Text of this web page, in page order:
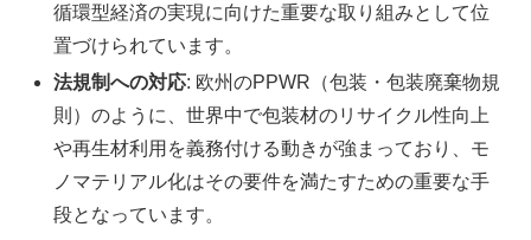
循環型経済の実現に向けた重要な取り組みとして位
置づけられています。
法規制への対応: 欧州のPPWR（包装・包装廃棄物規
則）のように、世界中で包装材のリサイクル性向上
や再生材利用を義務付ける動きが強まっており、モ
ノマテリアル化はその要件を満たすための重要な手
段となっています。